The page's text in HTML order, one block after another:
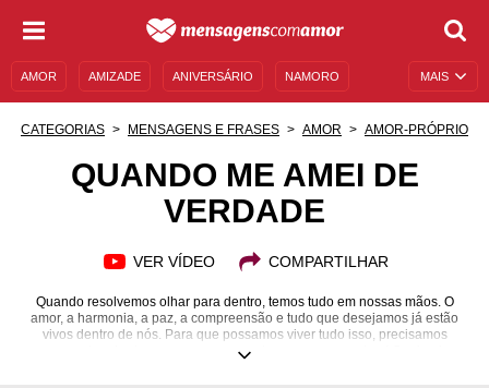
MAIS
AMOR AMIZADE ANIVERSÁRIO NAMORO
MENSAGENS DE ANIVERSÁRIO
CATEGORIAS MENSAGENS E FRASES AMOR AMOR-PRÓPRIO
QUANDO ME AMEI DE
VERDADE
VER VÍDEO COMPARTILHAR
Quando resolvemos olhar para dentro, temos tudo em nossas mãos. O
amor, a harmonia, a paz, a compreensão e tudo que desejamos já estão
vivos dentro de nós. Para que possamos viver tudo isso, precisamos
apenas dar abertura para que essas chamas se ascendam! O primeiro